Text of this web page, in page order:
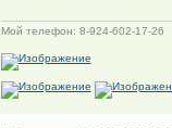
Мой телефон: 8-924-602-17-26